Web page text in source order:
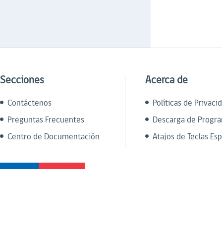
Secciones
Contáctenos
Preguntas Frecuentes
Centro de Documentación
Acerca de
Políticas de
Descarga de
Atajos de Teclas